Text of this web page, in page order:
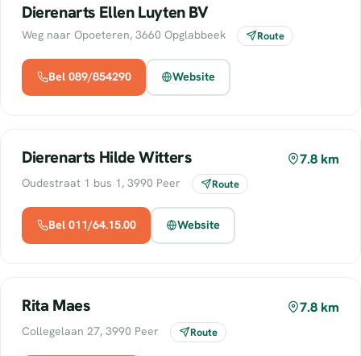
Dierenarts Ellen Luyten BV
Weg naar Opoeteren, 3660 Opglabbeek Route
Bel 089/854290 Website
Dierenarts Hilde Witters 7.8 km
Oudestraat 1 bus 1, 3990 Peer Route
Bel 011/64.15.00 Website
Rita Maes 7.8 km
Collegelaan 27, 3990 Peer Route